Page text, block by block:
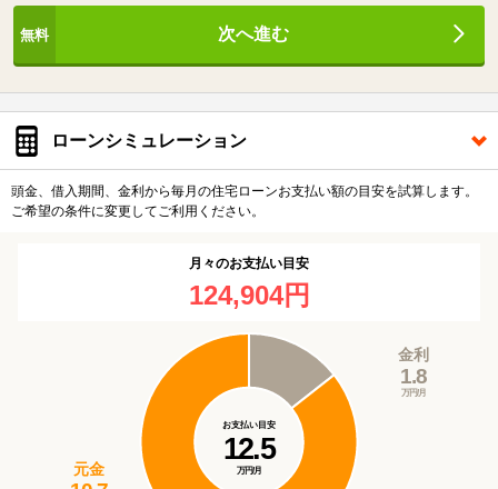
次へ進む
ローンシミュレーション
頭金、借入期間、金利から毎月の住宅ローンお支払い額の目安を試算します。
ご希望の条件に変更してご利用ください。
月々のお支払い目安
124,904円
元金
金利
1.8
万円/月
お支払い目安
12.5
万円/月